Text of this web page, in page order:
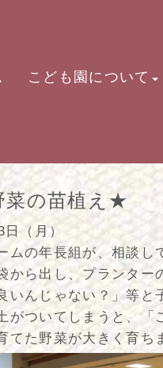
こども園について
の苗植え★
（月）
ムの年長組が、相談し
から出し、プランター
いんじゃない？」等と
がついてしまうと、「
てた野菜が大きく育ち